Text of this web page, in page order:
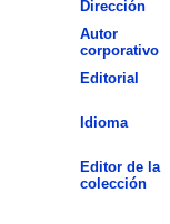
Dirección
Autor
corporativo
Editorial
Idioma
Editor de la
colección